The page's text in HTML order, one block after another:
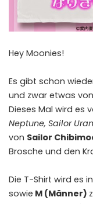
Hey Moonies!
Es gibt schon
und zwar etwas
Dieses Mal wird es
Neptune, Sailor
von Sailor
Brosche und den
Die T-Shirt wird es
sowie M (Männer)